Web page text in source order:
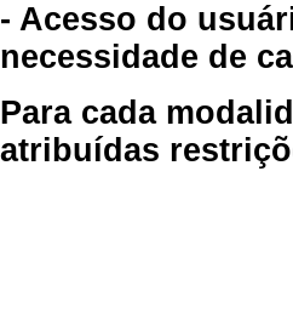
- Acesso do
necessidade de
Para cada
atribuídas